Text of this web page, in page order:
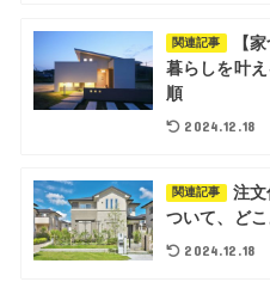
関連記事
【
暮らしを叶
順
2024.12.18
関連記事
注
ついて、ど
2024.12.18